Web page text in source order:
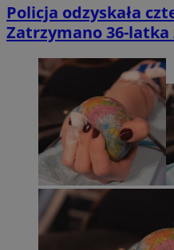
Policja odzyskała
Zatrzymano 36-latka